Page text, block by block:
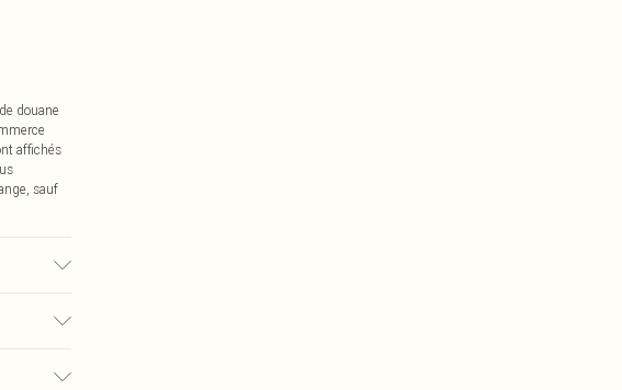
douane
affichés
sauf
à 1m75.